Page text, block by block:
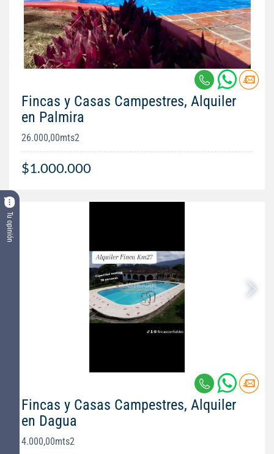
Tu opinión
Fincas y Casas Campestres, Alquiler
en Palmira
26.000,00mts2
$1.000.000
Fincas y Casas Campestres, Alquiler
en Dagua
4.000,00mts2